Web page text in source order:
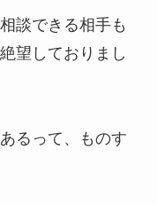
談できる相手も
望しておりまし
るって、ものす